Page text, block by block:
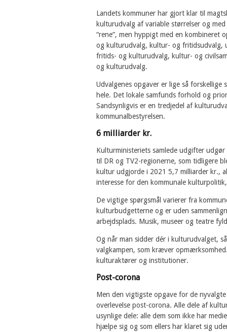
Landets kommuner har gjort klar til
kulturudvalg af variable størrelser og
“rene”, men hyppigt med en
og kulturudvalg, kultur- og fritidsudvalg,
fritids- og kulturudvalg, kultur- og
og kulturudvalg.
Udvalgenes opgaver er lige så
hele. Det lokale samfunds forhold og
Sandsynligvis er en tredjedel af
kommunalbestyrelsen.
6 milliarder kr.
Kulturministeriets samlede udgifter
til DR og TV2-regionerne, som tidligere
kultur udgjorde i 2021 5,7 milliarder kr.,
interesse for den kommunale
De vigtige spørgsmål varierer fra
kulturbudgetterne og er uden
arbejdsplads. Musik, museer og teatre
Og når man sidder dér i kulturudvalget,
valgkampen, som kræver
kulturaktører og institutioner.
Post-corona
Men den vigtigste opgave for de
overlevelse post-corona. Alle dele af
usynlige dele: alle dem som ikke har
hjælpe sig og som ellers har klaret sig